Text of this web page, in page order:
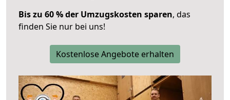
Bis zu 60 % der Umzugskosten sparen, das
finden Sie nur bei uns!
Kostenlose Angebote erhalten